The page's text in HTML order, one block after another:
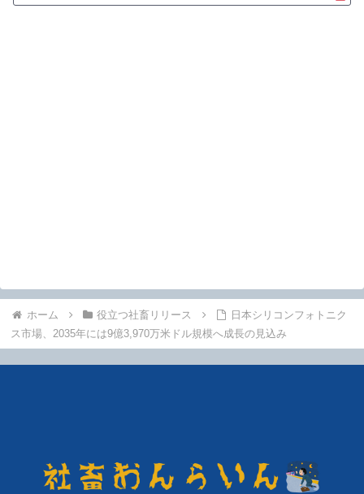
ホーム 役立つ社畜リリース
日本シリコンフォトニク
ス市場、2035年には9億3,970万米ドル規模へ成長の見込み